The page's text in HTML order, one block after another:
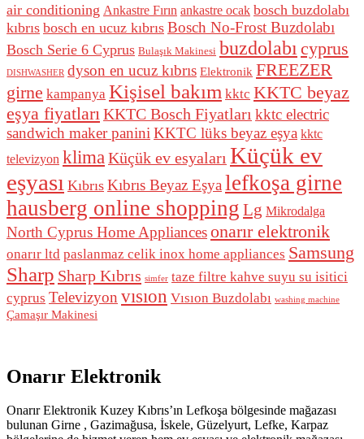
air conditioning Ankastre Fırın ankastre ocak bosch buzdolabı
kıbrıs bosch en ucuz kıbrıs Bosch No-Frost Buzdolabı
Bosch Serie 6 Cyprus Bulaşık Makinesi buzdolabı cyprus
DISHWASHER dyson en ucuz kıbrıs Elektronik FREEZER
girne kampanya Kişisel bakım kktc KKTC beyaz
eşya fiyatları KKTC Bosch Fiyatları kktc electric
sandwich maker panini KKTC lüks beyaz eşya kktc
televizyon klima Küçük ev esyaları Küçük ev
eşyası Kıbrıs Kıbrıs Beyaz Eşya lefkoşa girne
hausberg online shopping Lg Mikrodalga
North Cyprus Home Appliancesonarır elektronik
onarır ltd paslanmaz celik inox home appliances Samsung
Sharp Sharp Kıbrıs simfer taze filtre kahve suyu su isitici
cyprus Televizyon vısıon Vısıon Buzdolabı washing machine
Çamaşır Makinesi
Onarır Elektronik
Onarır Elektronik Kuzey Kıbrıs’ın Lefkoşa bölgesinde mağazası
bulunan Girne , Gazimağusa, İskele, Güzelyurt, Lefke, Karpaz